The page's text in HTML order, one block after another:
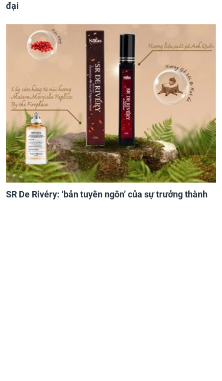
đại
SR De Rivéry: ‘bản tuyên ngôn’ của sự trưởng thành